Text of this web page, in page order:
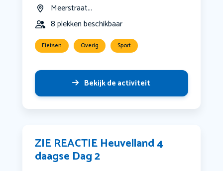
Meerstraat...
8 plekken beschikbaar
Fietsen Overig Sport
Bekijk de activiteit
ZIE REACTIE Heuvelland 4
daagse Dag 2